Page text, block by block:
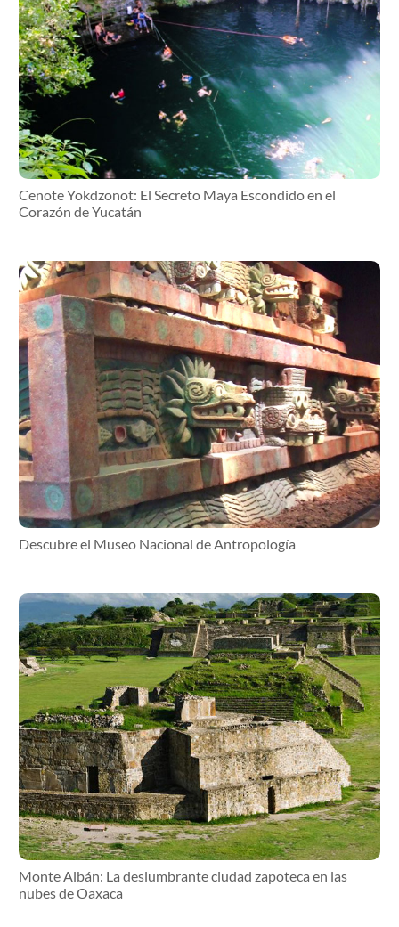
Cenote Yokdzonot: El Secreto Maya Escondido en el
Corazón de Yucatán
Descubre el Museo Nacional de Antropología
Monte Albán: La deslumbrante ciudad zapoteca en las
nubes de Oaxaca